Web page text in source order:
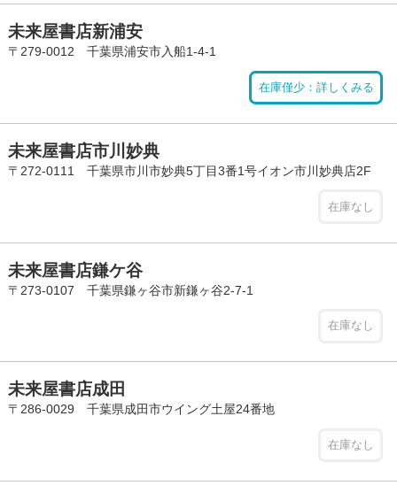
未来屋書店新浦安
〒279-0012 千葉県浦安市入船1-4-1
在庫僅少：詳しくみる
未来屋書店市川妙典
〒272-0111 千葉県市川市妙典5丁目3番1号イオン市川妙典店2F
在庫なし
未来屋書店鎌ケ谷
〒273-0107 千葉県鎌ヶ谷市新鎌ヶ谷2-7-1
在庫なし
未来屋書店成田
〒286-0029 千葉県成田市ウイング土屋24番地
在庫なし